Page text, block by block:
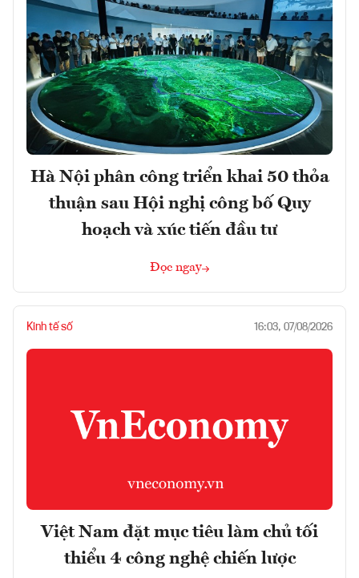
Hà Nội phân công triển khai 50 thỏa
thuận sau Hội nghị công bố Quy
hoạch và xúc tiến đầu tư
Đọc ngay
Kinh tế số 16:03, 07/08/2026
Việt Nam đặt mục tiêu làm chủ tối
thiểu 4 công nghệ chiến lược